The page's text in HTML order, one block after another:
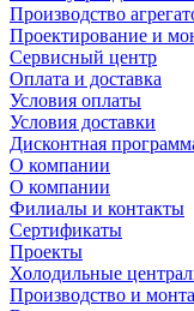
Производство
Проектирование и
Сервисный центр
Оплата и доставка
Условия оплаты
Условия доставки
Дисконтная
О компании
О компании
Филиалы и контакты
Сертификаты
Проекты
Холодильные
Производство и